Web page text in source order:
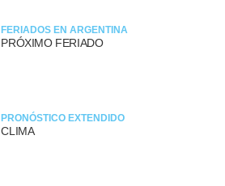
FERIADOS EN ARGENTINA
PRÓXIMO FERIADO
PRONÓSTICO EXTENDIDO
CLIMA